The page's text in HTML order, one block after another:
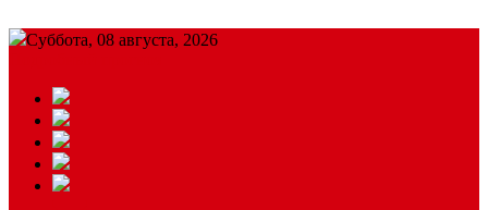
Суббота, 08 августа, 2026